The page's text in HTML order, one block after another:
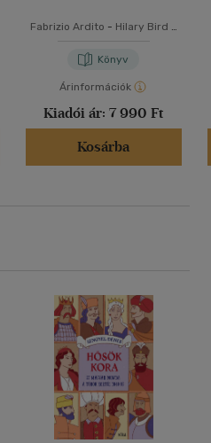
Fabrizio Ardito - Hilary Bird -
Voormei
Könyv
Árinformációk
Kiadói ár: 7 990 Ft
Kosárba